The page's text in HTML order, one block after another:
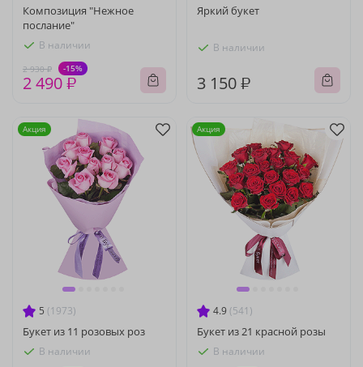
Композиция "Нежное
послание"
В наличии
2 930 ₽ -15%
2 490 ₽
Яркий букет
В наличии
3 150 ₽
5 (1973)
Букет из 11 розовых роз
В наличии
Акция
4.9 (541)
Букет из 21 красной розы
В наличии
Акция